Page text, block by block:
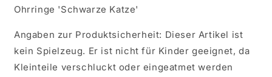
Ohrringe 'Schwarze Katze'
Angaben zur Produktsicherheit: Dieser Artikel ist
kein Spielzeug. Er ist nicht für Kinder geeignet, da
Kleinteile verschluckt oder eingeatmet werden